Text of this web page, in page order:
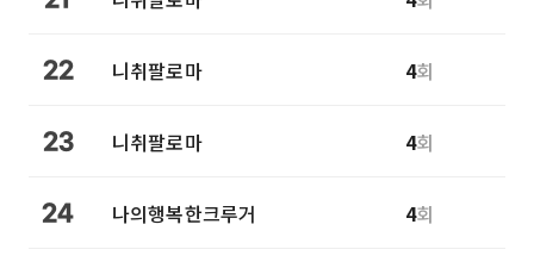
22 니취팔로마 4회
23 니취팔로마 4회
24 나의행복한크루거 4회